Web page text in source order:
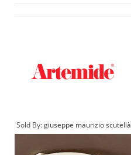
Sold By:giuseppe maurizio scutellà